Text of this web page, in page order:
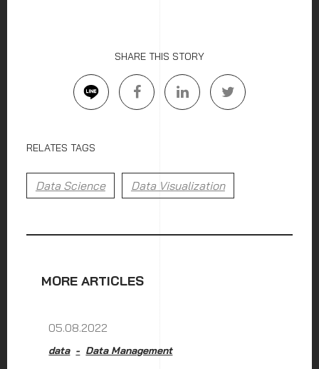
SHARE THIS STORY
RELATES TAGS
Data Science Data Visualization
MORE ARTICLES
05.08.2022
data Data Management